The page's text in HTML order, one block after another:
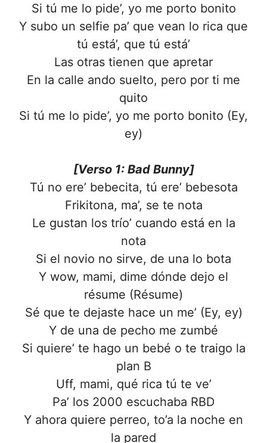
Si tú me lo pide’, yo me porto bonito
Y subo un selfie pa’ que vean lo rica que
tú está’, que tú está’
Las otras tienen que apretar
En la calle ando suelto, pero por ti me
quito
Si tú me lo pide’, yo me porto bonito (Ey,
ey)
[Verso 1: Bad Bunny]
Tú no ere’ bebecita, tú ere’ bebesota
Frikitona, ma’, se te nota
Le gustan los trío’ cuando está en la
nota
Si el novio no sirve, de una lo bota
Y wow, mami, dime dónde dejo el
résume (Résume)
Sé que te dejaste hace un me’ (Ey, ey)
Y de una de pecho me zumbé
Si quiere’ te hago un bebé o te traigo la
plan B
Uff, mami, qué rica tú te ve’
Pa’ los 2000 escuchaba RBD
Y ahora quiere perreo, to’a la noche en
la pared